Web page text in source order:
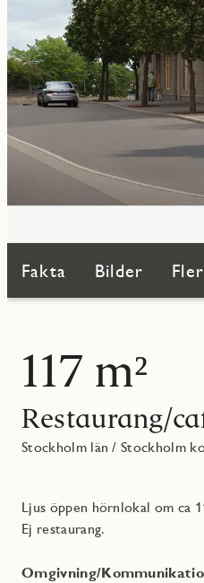
Fakta Bilder
117 m²
Restaurang/
Stockholm län /Stockholm
Ljus öppen hörnlokal om ca
Ej restaurang.
Omgivning/